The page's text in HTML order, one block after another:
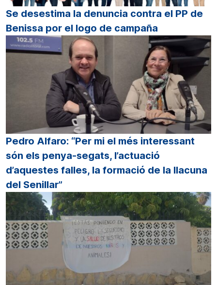
Se desestima la denuncia contra el PP de
Benissa por el logo de campaña
Pedro Alfaro: “Per mi el més interessant
són els penya-segats, l’actuació
d’aquestes falles, la formació de la llacuna
del Senillar”